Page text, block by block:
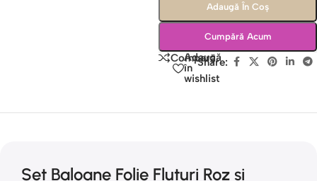
Adaugă În Coș
Cumpără Acum
Compară
Adaugă
în
wishlist
Share:
Set Baloane Folie Fluturi Roz si